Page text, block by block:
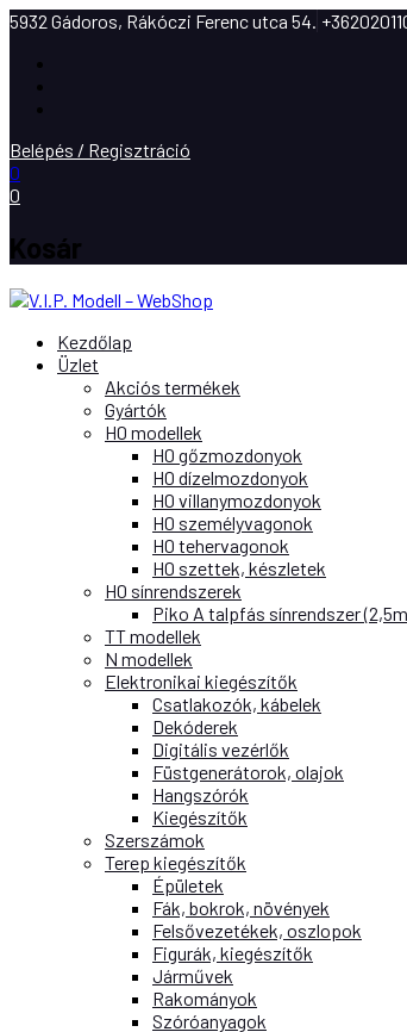
5932 Gádoros, Rákóczi Ferenc utca 54.
Belépés / Regisztráció
0
0
Kosár
Kezdőlap
Üzlet
Akciós termékek
Gyártók
H0 modellek
H0 gőzmozdonyok
H0 dízelmozdonyok
H0 villanymozdonyok
H0 személyvagonok
H0 tehervagonok
H0 szettek, készletek
H0 sínrendszerek
Piko A talpfás sínrendszer
TT modellek
N modellek
Elektronikai kiegészítők
Csatlakozók, kábelek
Dekóderek
Digitális vezérlők
Füstgenerátorok, olajok
Hangszórók
Kiegészítők
Szerszámok
Terep kiegészítők
Épületek
Fák, bokrok, növények
Felsővezetékek, oszlopok
Figurák, kiegészítők
Járművek
Rakományok
Szóróanyagok